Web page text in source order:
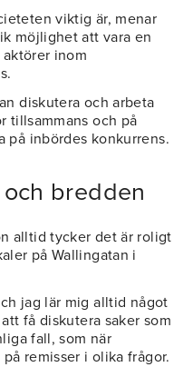
viktig är, menar
möjlighet att vara en
inom
diskutera och arbeta
tillsammans och på
på inbördes konkurrens.
bredden
alltid tycker det är roligt
på Wallingatan i
jag lär mig alltid något
få diskutera saker som
fall, som när
remisser i olika frågor.